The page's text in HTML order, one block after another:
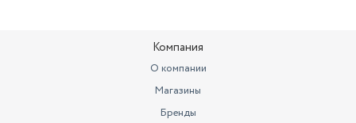
Компания
О компании
Магазины
Бренды